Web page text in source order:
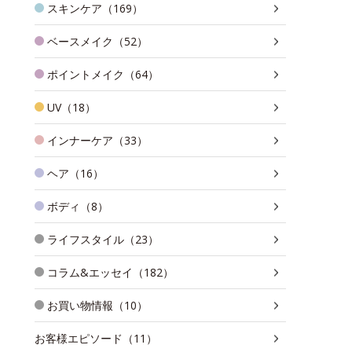
スキンケア（169）
ベースメイク（52）
ポイントメイク（64）
UV（18）
インナーケア（33）
ヘア（16）
ボディ（8）
ライフスタイル（23）
コラム&エッセイ（182）
お買い物情報（10）
お客様エピソード（11）